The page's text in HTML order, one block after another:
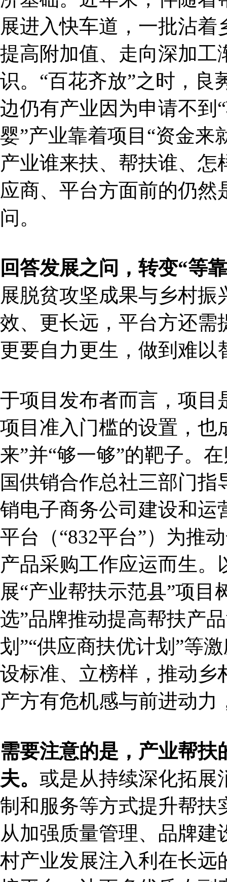
展进入快车道，一批沾
提高附加值、走向深加工
识。“百花齐放”之时，
边仍有产业因为申请不到
婴”产业靠着项目“资金
产业谁来扶、帮扶谁、
应商、平台方面前的仍
问。
回答发展之问，转变“等
展脱贫攻坚成果与乡村
效、更长远，平台方还需
更要自力更生，做到难以
于项目发布者而言，项目
项目准入门槛的设置，也
来”并“够一够”的靶子。
国供销合作总社三部门
销电子商务公司建设和运
平台（“832平台”）为推
产品采购工作应运而生。
展“产业帮扶示范县”项目
选”品牌推动提高帮扶产
划”“供应商扶优计划”等
设标准、立榜样，推动乡
产方有危机感与前进动
需要注意的是，产业帮扶
夫。 或是从持续深化拓展
制和服务等方式提升帮扶
从加强质量管理、品牌
村产业发展注入利在长远